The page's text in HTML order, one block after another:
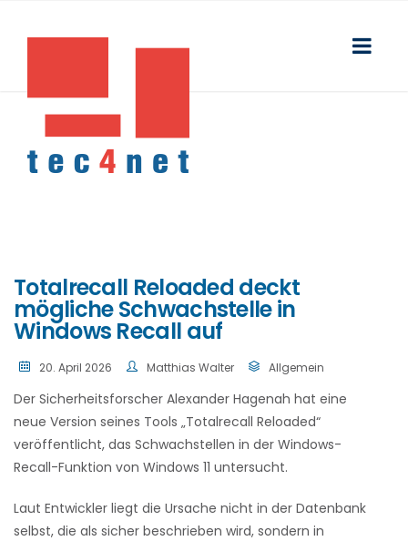
Totalrecall Reloaded deckt
mögliche Schwachstelle in
Windows Recall auf
20. April 2026 Matthias Walter Allgemein
Der Sicherheitsforscher Alexander Hagenah hat eine
neue Version seines Tools „Totalrecall Reloaded“
veröffentlicht, das Schwachstellen in der Windows-
Recall-Funktion von Windows 11 untersucht.
Laut Entwickler liegt die Ursache nicht in der Datenbank
selbst, die als sicher beschrieben wird, sondern in